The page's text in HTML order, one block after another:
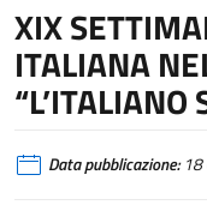
XIX
ITALIANA
“L’ITALIANO
Data pubblicazione:18